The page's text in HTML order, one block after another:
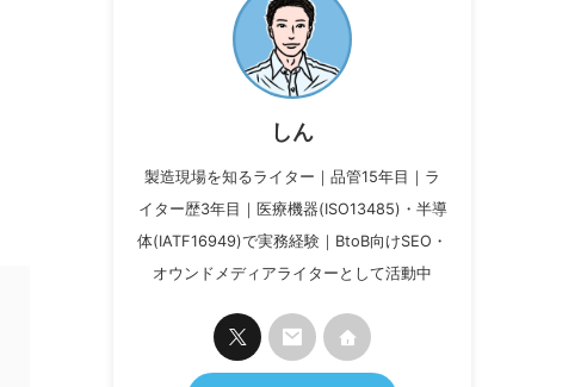
しん
製造現場を知るライター｜品管15年目｜ラ
イター歴3年目｜医療機器(ISO13485)・半導
体(IATF16949)で実務経験｜BtoB向けSEO・
オウンドメディアライターとして活動中